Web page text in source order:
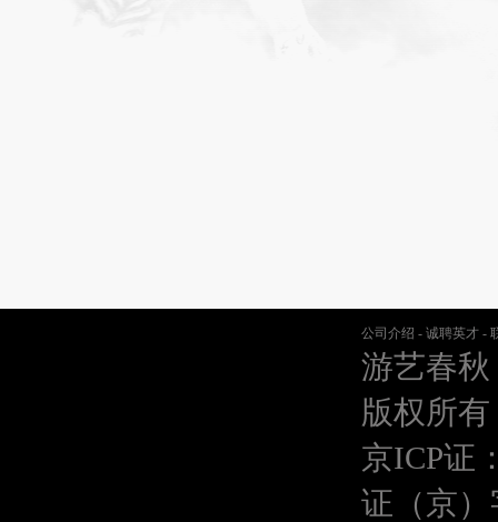
公司介绍 - 诚聘英才 -
游艺春
版权所有
京ICP证
证（京）